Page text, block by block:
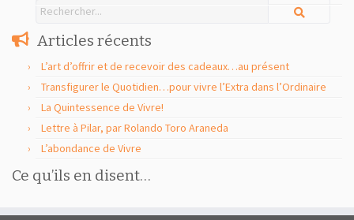
Articles récents
L’art d’offrir et de recevoir des cadeaux…au présent
Transfigurer le Quotidien…pour vivre l’Extra dans l’Ordinaire
La Quintessence de Vivre!
Lettre à Pilar, par Rolando Toro Araneda
L’abondance de Vivre
Ce qu’ils en disent…